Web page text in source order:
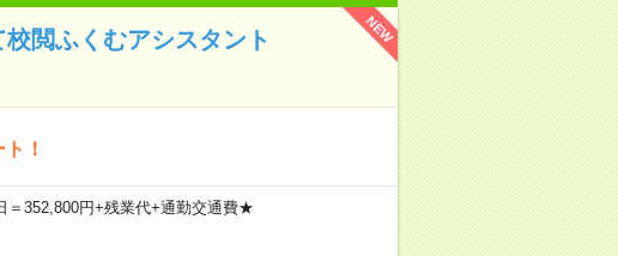
NEW
閲ふくむアシスタント
！
352,800円+残業代+通勤交通費★